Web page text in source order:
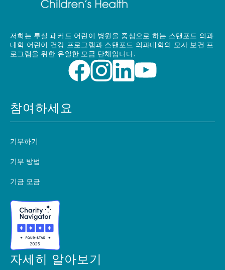
저희는 루실 패커드 어린이 병원을 중심으로 하는 스탠포드 의과
대학 어린이 건강 프로그램과 스탠포드 의과대학의 모자 보건 프
로그램을 위한 유일한 모금 단체입니다.
참여하세요
기부하기
기부 방법
기금 모금
자세히 알아보기